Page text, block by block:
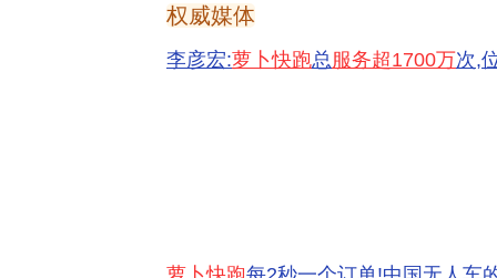
权威媒体
李彦宏:萝卜快跑总 服务超1700万次,